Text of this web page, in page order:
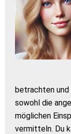
betrachten und
sowohl die
möglichen
vermitteln. Du